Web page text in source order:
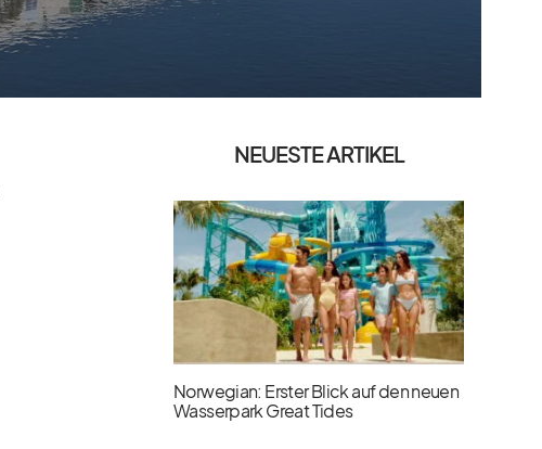
NEUESTE ARTIKEL
Norwegian: Erster Blick auf den neuen
Wasserpark Great Tides